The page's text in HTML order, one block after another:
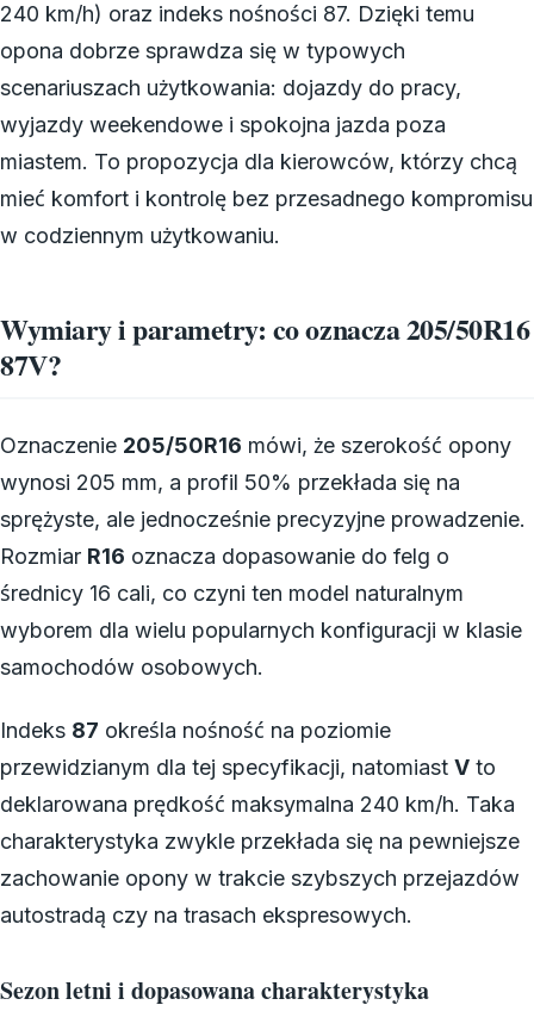
240 km/h) oraz indeks nośności 87. Dzięki temu
opona dobrze sprawdza się w typowych
scenariuszach użytkowania: dojazdy do pracy,
wyjazdy weekendowe i spokojna jazda poza
miastem. To propozycja dla kierowców, którzy chcą
mieć komfort i kontrolę bez przesadnego kompromisu
w codziennym użytkowaniu.
Wymiary i parametry: co oznacza 205/50R16
87V?
Oznaczenie 205/50R16 mówi, że szerokość opony
wynosi 205 mm, a profil 50% przekłada się na
sprężyste, ale jednocześnie precyzyjne prowadzenie.
Rozmiar R16 oznacza dopasowanie do felg o
średnicy 16 cali, co czyni ten model naturalnym
wyborem dla wielu popularnych konfiguracji w klasie
samochodów osobowych.
Indeks 87 określa nośność na poziomie
przewidzianym dla tej specyfikacji, natomiast V to
deklarowana prędkość maksymalna 240 km/h. Taka
charakterystyka zwykle przekłada się na pewniejsze
zachowanie opony w trakcie szybszych przejazdów
autostradą czy na trasach ekspresowych.
Sezon letni i dopasowana charakterystyka